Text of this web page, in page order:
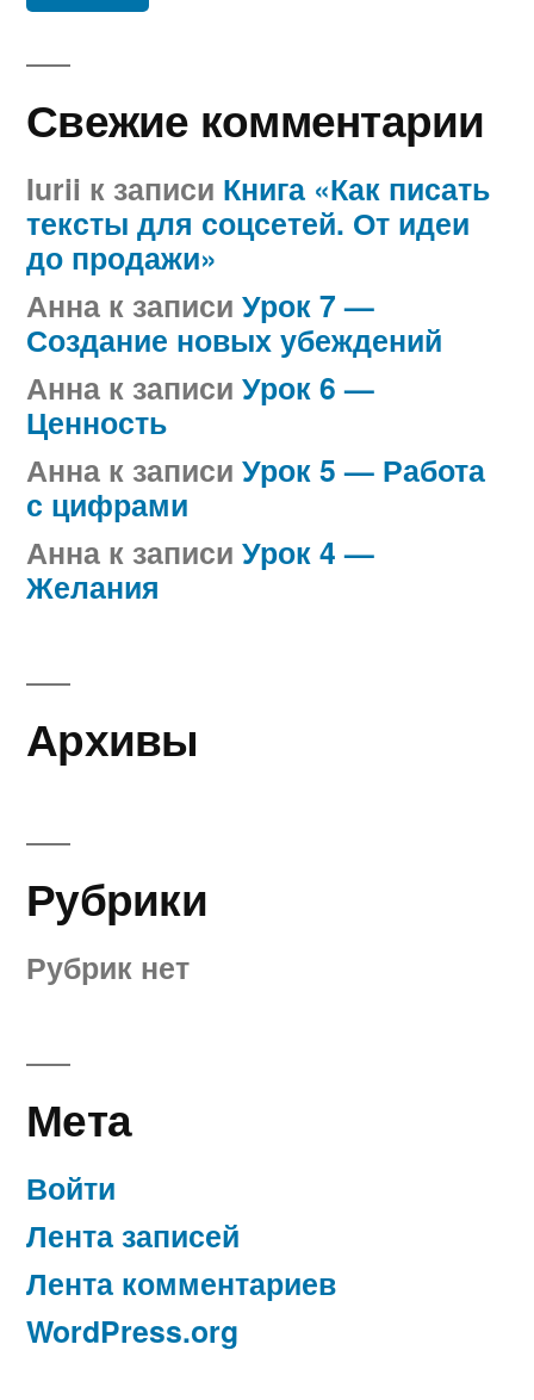
Свежие комментарии
Iurii к записи Книга «Как писать
тексты для соцсетей. От идеи
до продажи»
Анна к записи Урок 7 —
Создание новых убеждений
Анна к записи Урок 6 —
Ценность
Анна к записи Урок 5 — Работа
с цифрами
Анна к записи Урок 4 —
Желания
Архивы
Рубрики
Рубрик нет
Мета
Войти
Лента записей
Лента комментариев
WordPress.org